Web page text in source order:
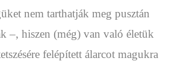
nem tarthatják meg pusztán
–, hiszen (még) van való életük
felépített álarcot magukra